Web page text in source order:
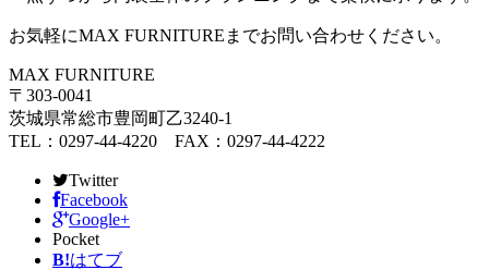
お気軽にMAX FURNITUREまでお問い合わせください。
MAX FURNITURE
〒303-0041
茨城県常総市豊岡町乙3240-1
TEL：0297-44-4220 FAX：0297-44-4222
Twitter
Facebook
Google+
Pocket
B!はてブ